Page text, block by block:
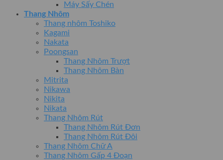
Máy Sấy Chén
Thang Nhôm
Thang nhôm Toshiko
Kagami
Nakata
Poongsan
Thang Nhôm Trượt
Thang Nhôm Bàn
Mitrita
Nikawa
Nikita
Nikata
Thang Nhôm Rút
Thang Nhôm Rút Đơn
Thang Nhôm Rút Đôi
Thang Nhôm Chữ A
Thang Nhôm Gấp 4 Đoạn